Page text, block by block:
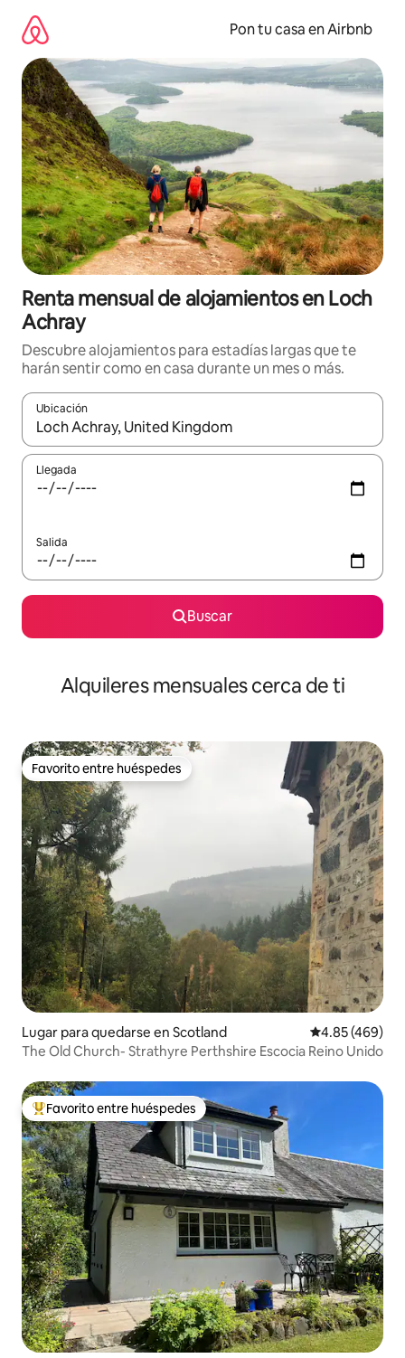
contenido
Pon tu casa en Airbnb
Renta mensual de alojamientos en Loch
Achray
Descubre alojamientos para estadías largas que te
harán sentir como en casa durante un mes o más.
Ubicación
Cuando los resultados estén disponibles, navega con las
Llegada
Salida
Buscar
Alquileres mensuales cerca de ti
Favorito entre huéspedes
Favorito entre huéspedes
Lugar para quedarse en Scotland Calificación
4.85 (469)
The Old Church- Strathyre Perthshire Escocia Reino Unido
Favorito entre huéspedes preferido
Favorito entre huéspedes